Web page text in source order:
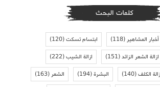
كلمات البحث
أخبار المشاهير(118) ابتسام تسكت(120)
ازالة الشعر الزائد(151) ازالة الشيب(222)
الكلف(140) البشرة(194) الشعر(163)